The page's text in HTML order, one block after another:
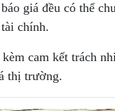
giá đều có thể
chính.
cam kết trách
thị trường.